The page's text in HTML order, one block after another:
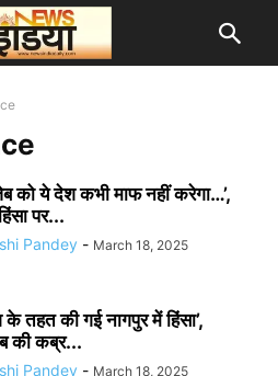
को ये देश कभी माफ नहीं करेगा…’,
पर...
Pandey - March 18, 2025
के तहत की गई नागपुर में हिंसा’,
की कब्र...
Pandey - March 18, 2025